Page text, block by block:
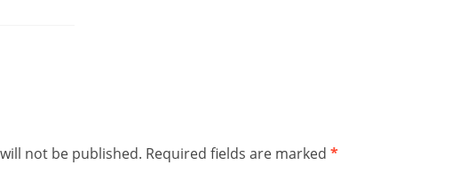
not be published. Required fields are marked *